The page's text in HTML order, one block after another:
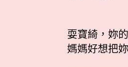
耍寶綺，妳
媽媽好想把